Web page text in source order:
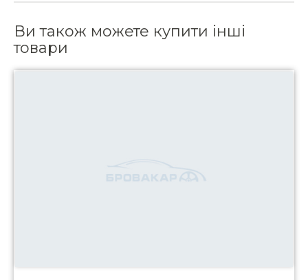
Ви також можете купити інші
товари